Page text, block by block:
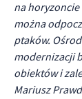
na
można
ptaków.
modernizacji
obiektów i
Mariusz